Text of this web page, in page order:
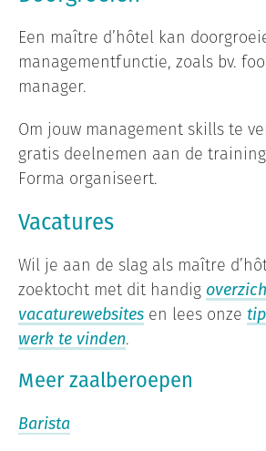
Een maître d’hôtel kan
managementfunctie, zoals bv.
manager.
Om jouw management skills te
gratis deelnemen aan de
Forma organiseert.
Vacatures
Wil je aan de slag als maître
zoektocht met dit handig
vacaturewebsites en lees onze
werk te vinden.
Meer zaalberoepen
Barista